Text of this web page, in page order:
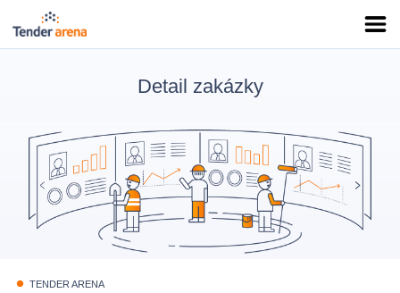
Detail zakázky
fiber_manual_record TENDER ARENA